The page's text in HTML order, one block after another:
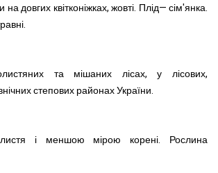
на довгих квітконіжках, жовті. Плід— сім'янка.
та мішаних лісах, у лісових,
степових районах України.
листя і меншою мірою корені. Рослина